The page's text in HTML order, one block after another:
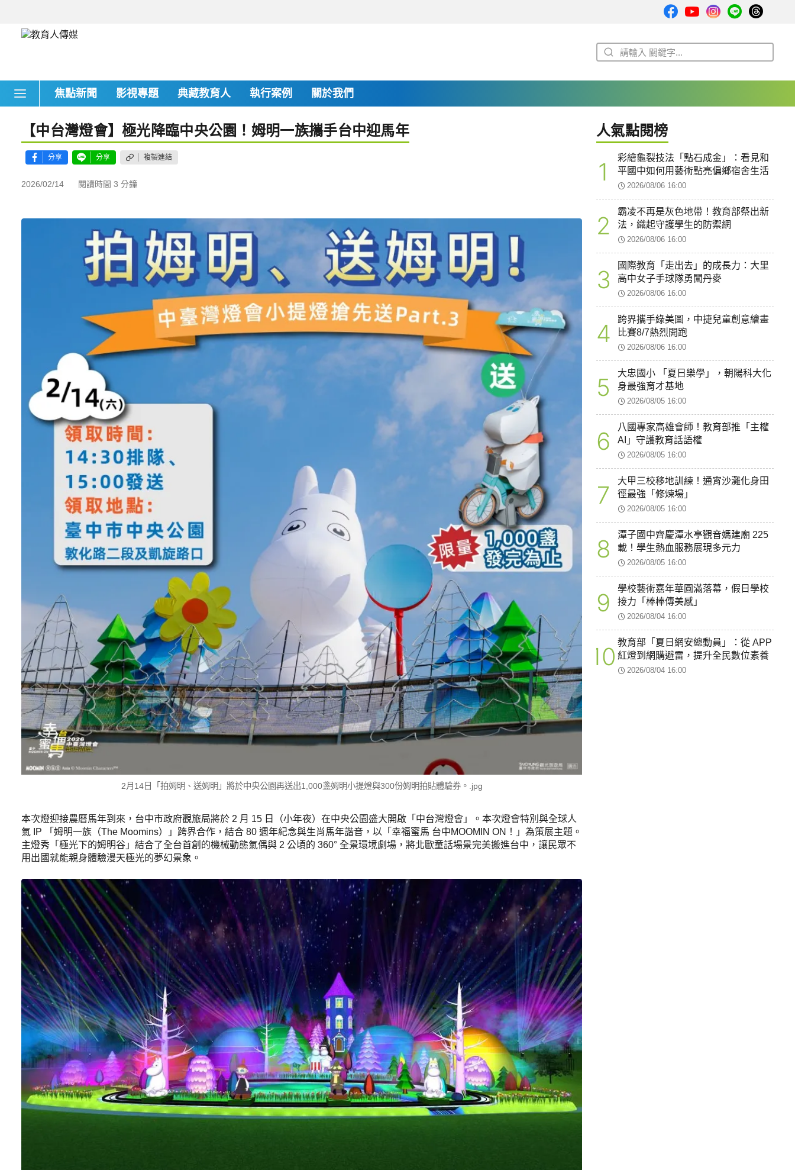
焦點新聞 影視專題 典藏教育人 執行案例 關於我們
【中台灣燈會】極光降臨中央公園！姆明一族攜手台中迎馬年
分享 分享 複製連結
2026/02/14 閱讀時間 3 分鐘
2月14日「拍姆明、送姆明」將於中央公園再送出1,000盞姆明小提燈與300份姆明拍貼體驗券。.jpg
本次燈迎接農曆馬年到來，台中市政府觀旅局將於 2 月 15 日（小年夜）在中央公園盛大開啟「中台灣燈會」。本次燈會特別與全球人
氣 IP 「姆明一族（The Moomins）」跨界合作，結合 80 週年紀念與生肖馬年諧音，以「幸福蜜馬 台中MOOMIN ON！」為策展主題。
主燈秀「極光下的姆明谷」結合了全台首創的機械動態氣偶與 2 公頃的 360° 全景環境劇場，將北歐童話場景完美搬進台中，讓民眾不
用出國就能親身體驗漫天極光的夢幻景象。
人氣點閱榜
1
彩繪龜裂技法「點石成金」：看見和
平國中如何用藝術點亮偏鄉宿舍生活
2026/08/06 16:00
2
霸凌不再是灰色地帶！教育部祭出新
法，織起守護學生的防禦網
2026/08/06 16:00
3
國際教育「走出去」的成長力：大里
高中女子手球隊勇闖丹麥
2026/08/06 16:00
4
跨界攜手綠美圖，中捷兒童創意繪畫
比賽8/7熱烈開跑
2026/08/06 16:00
5
大忠國小 「夏日樂學」，朝陽科大化
身最強育才基地
2026/08/05 16:00
6
八國專家高雄會師！教育部推「主權
AI」守護教育話語權
2026/08/05 16:00
7
大甲三校移地訓練！通宵沙灘化身田
徑最強「修煉場」
2026/08/05 16:00
8
潭子國中齊慶潭水亭觀音媽建廟 225
載！學生熱血服務展現多元力
2026/08/05 16:00
9
學校藝術嘉年華圓滿落幕，假日學校
接力「棒棒傳美感」
2026/08/04 16:00
10 教育部「夏日網安總動員」：從 APP
紅燈到網購避雷，提升全民數位素養
2026/08/04 16:00